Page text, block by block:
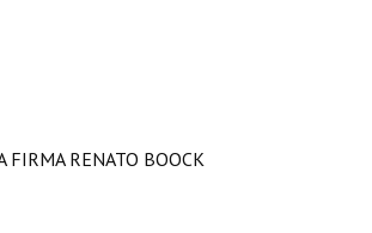
FIRMA RENATO BOOCK